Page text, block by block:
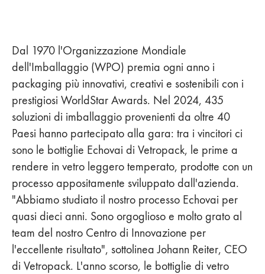
Dal 1970 l'Organizzazione Mondiale
dell'Imballaggio (WPO) premia ogni anno i
packaging più innovativi, creativi e sostenibili con i
prestigiosi WorldStar Awards. Nel 2024, 435
soluzioni di imballaggio provenienti da oltre 40
Paesi hanno partecipato alla gara: tra i vincitori ci
sono le bottiglie Echovai di Vetropack, le prime a
rendere in vetro leggero temperato, prodotte con un
processo appositamente sviluppato dall'azienda.
"Abbiamo studiato il nostro processo Echovai per
quasi dieci anni. Sono orgoglioso e molto grato al
team del nostro Centro di Innovazione per
l'eccellente risultato", sottolinea Johann Reiter, CEO
di Vetropack. L'anno scorso, le bottiglie di vetro